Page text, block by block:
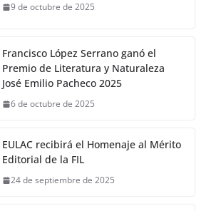
9 de octubre de 2025
Francisco López Serrano ganó el
Premio de Literatura y Naturaleza
José Emilio Pacheco 2025
6 de octubre de 2025
EULAC recibirá el Homenaje al Mérito
Editorial de la FIL
24 de septiembre de 2025